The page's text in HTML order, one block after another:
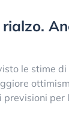
le stime
previsioni per